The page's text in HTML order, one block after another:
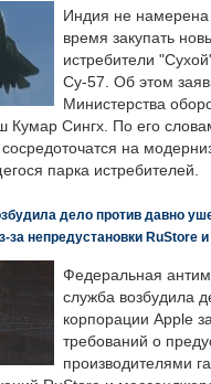
Индия не
время закупать
истребители
Су-57. Об этом
Министерства
Кумар Сингх. По его
сосредоточатся на
парка истребителей.
дело против давно
за непредустановки RuStore
Федеральная
служба возбудила
корпорации Apple
требований о
производителями